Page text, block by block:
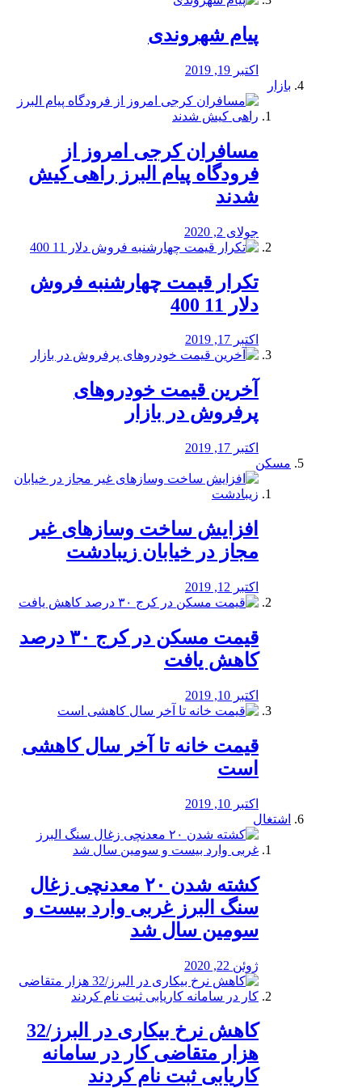
پیام شهروندی
اکتبر 19, 2019
بازار
مسافران کرجی امروز از
فرودگاه پیام البرز راهی کیش
شدند
جولای 2, 2020
تکرار قیمت چهارشنبه فروش
دلار 11 400
اکتبر 17, 2019
آخرین قیمت خودرو‌های
پرفروش در بازار
اکتبر 17, 2019
مسکن
افزایش ساخت وسازهای غیر
مجاز در خیابان زیبادشت
اکتبر 12, 2019
️قیمت مسکن در کرج ۳۰ درصد
کاهش یافت
اکتبر 10, 2019
قیمت خانه تا آخر سال کاهشی
است
اکتبر 10, 2019
اشتغال
کشته شدن ۲۰ معدنچی زغال
سنگ البرز غربی وارد بیست و
سومین سال شد
ژوئن 22, 2020
کاهش نرخ بیکاری در البرز/32
هزار متقاضی کار در سامانه
کاریابی ثبت نام کردند